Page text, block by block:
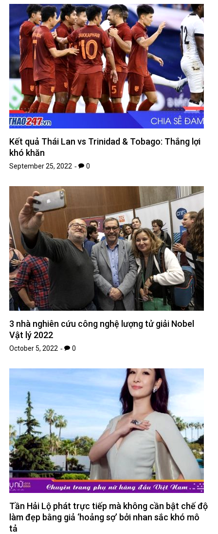
Kết quả Thái Lan vs Trinidad & Tobago: Thắng lợi
khó khăn
September 25, 2022 0
3 nhà nghiên cứu công nghệ lượng tử giải Nobel
Vật lý 2022
October 5, 2022 0
Tần Hải Lộ phát trực tiếp mà không cần bật chế độ
làm đẹp bằng giả ‘hoảng sợ’ bởi nhan sắc khó mô
tả